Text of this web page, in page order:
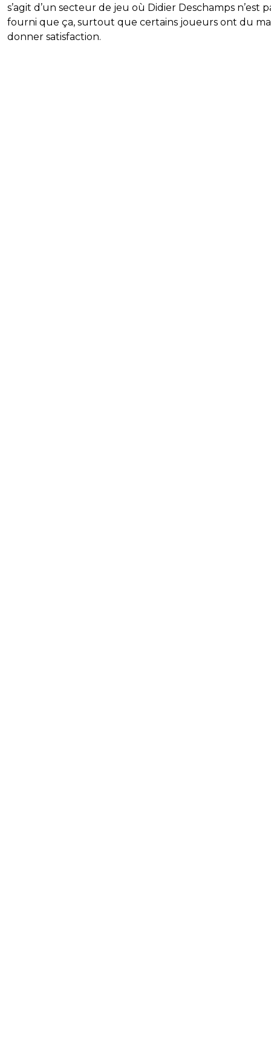
s’agit d’un secteur de jeu où Didier Deschamps n’est
fourni que ça, surtout que certains joueurs ont du
donner satisfaction.